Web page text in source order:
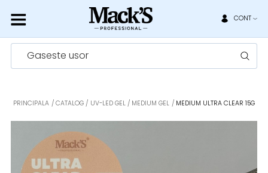
CONT
Gaseste usor
PRINCIPALA CATALOG UV-LED GEL MEDIUM GEL MEDIUM ULTRA CLEAR 15G